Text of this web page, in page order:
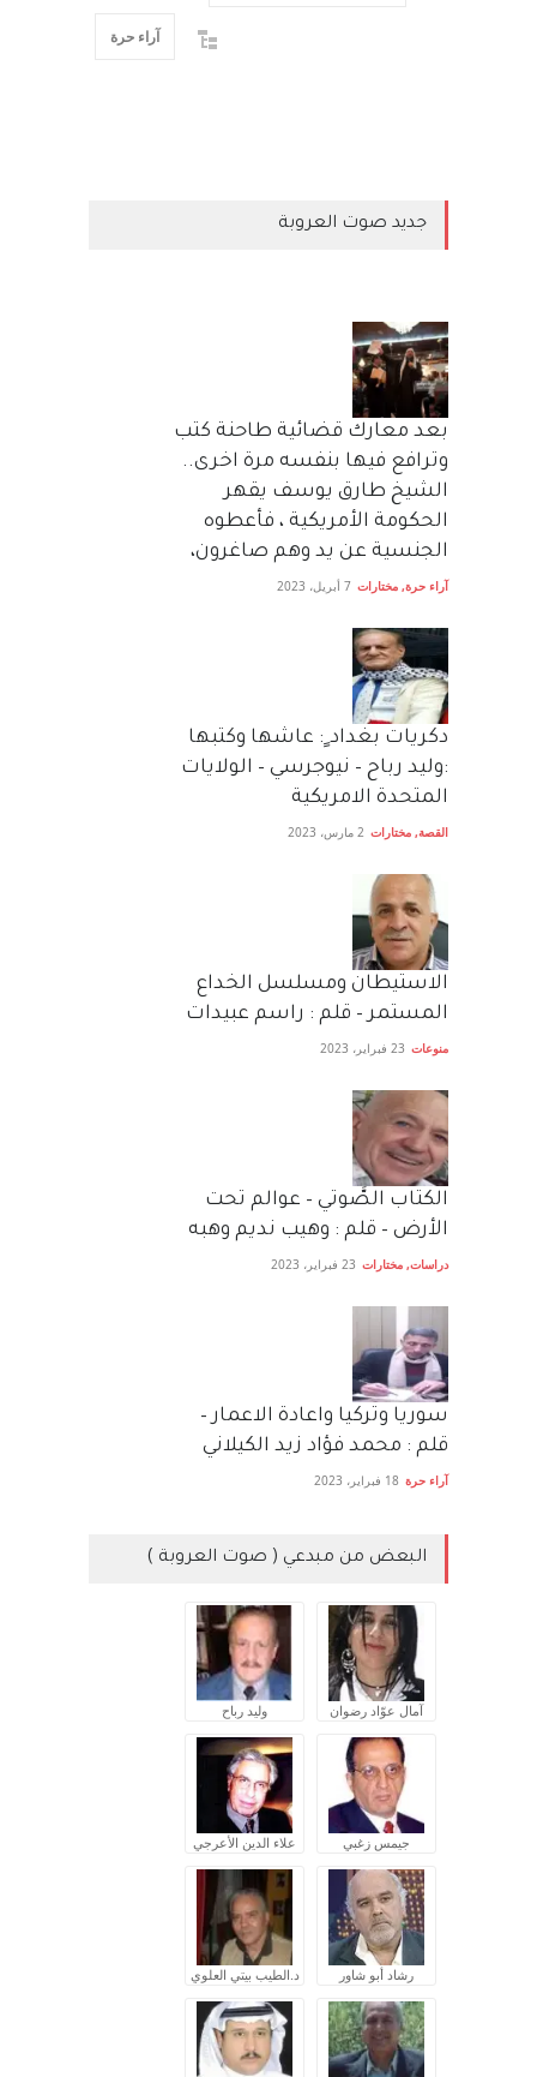
آراء حرة
جديد صوت العروبة
بعد معارك قضائية طاحنة كتب
وترافع فيها بنفسه مرة اخرى..
الشيخ طارق يوسف يقهر
الحكومة الأمريكية ، فأعطوه
الجنسية عن يد وهم صاغرون،
آراء حرة, مختارات 7 أبريل، 2023
دكريات بغداد ٍ: عاشها وكتبها
:وليد رباح – نيوجرسي – الولايات
المتحدة الامريكية
القصة, مختارات 2 مارس، 2023
الاستيطان ومسلسل الخداع
المستمر – قلم : راسم عبيدات
منوعات 23 فبراير، 2023
الكتاب الصَّوتي – عوالم تحت
الأرض – قلم : وهيب نديم وهبه
دراسات, مختارات 23 فبراير، 2023
سوريا وتركيا واعادة الاعمار –
قلم : محمد فؤاد زيد الكيلاني
آراء حرة 18 فبراير، 2023
البعض من مبدعي ( صوت العروبة )
آمال عوّاد رضوان وليد رباح
جيمس زغبي علاء الدين الأعرجي
رشاد أبو شاور د.الطيب بيتي العلوي